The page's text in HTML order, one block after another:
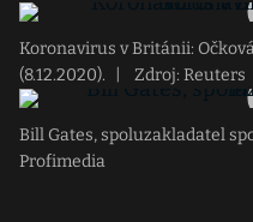
Koronavirus v Británii:
(8.12.2020).
Zdroj: Reuters
Bill Gates, spoluzakladatel
Profimedia